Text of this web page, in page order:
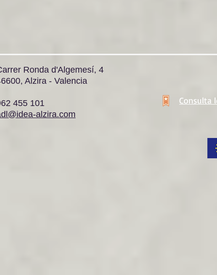
Ronda d'Algemesí, 4
Alzira - Valencia
455 101
alzira.com
Consulta